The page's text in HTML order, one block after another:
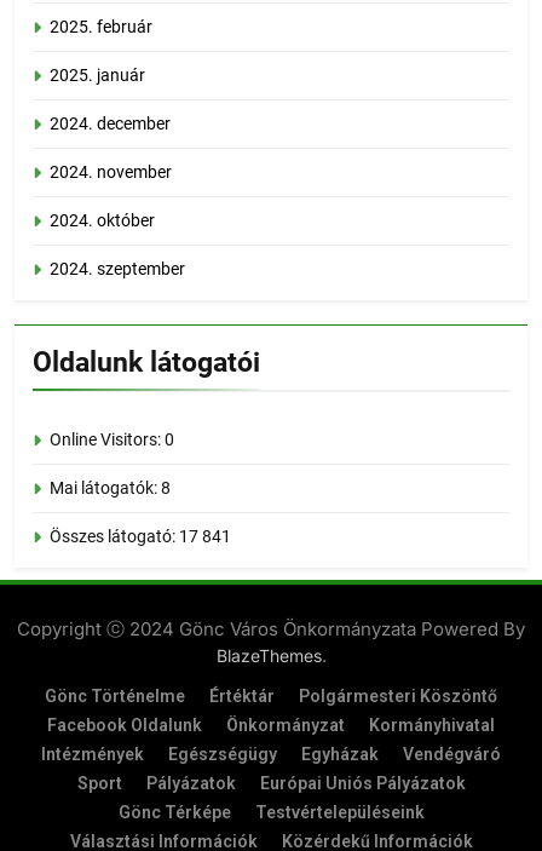
2025. február
2025. január
2024. december
2024. november
2024. október
2024. szeptember
Oldalunk látogatói
Online Visitors:0
Mai látogatók:8
Összes látogató: 17 841
Copyright ⓒ 2024 Gönc Város Önkormányzata Powered By
BlazeThemes.
Gönc Történelme Értéktár
Polgármesteri Köszöntő
Facebook Oldalunk
Önkormányzat
Kormányhivatal
Intézmények
Egészségügy Egyházak
Vendégváró
Sport
Pályázatok
Európai Uniós Pályázatok
Gönc Térképe
Testvértelepüléseink
Választási Információk
Közérdekű Információk